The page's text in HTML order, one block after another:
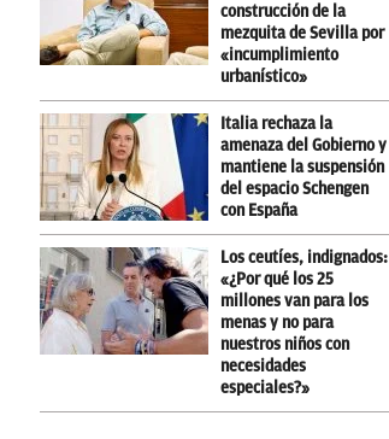
construcción de la
mezquita de Sevilla por
«incumplimiento
urbanístico»
Italia rechaza la
amenaza del Gobierno y
mantiene la suspensión
del espacio Schengen
con España
Los ceutíes, indignados:
«¿Por qué los 25
millones van para los
menas y no para
nuestros niños con
necesidades
especiales?»